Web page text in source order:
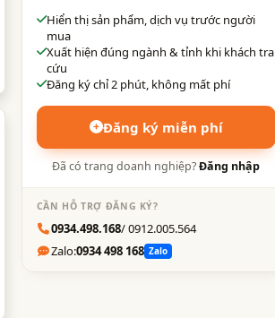
Hiển thị sản phẩm, dịch vụ trước người
mua
Xuất hiện đúng ngành & tỉnh khi khách tra
cứu
Đăng ký chỉ 2 phút, không mất phí
Đăng ký miễn phí
Đã có trang doanh nghiệp?Đăng nhập
CẦN HỖ TRỢ ĐĂNG KÝ?
0934.498.168/ 0912.005.564
Zalo:0934 498 168 Zalo